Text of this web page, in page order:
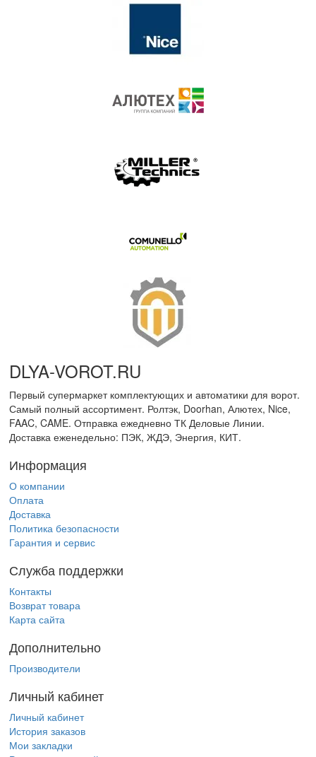
DLYA-VOROT.RU
Первый супермаркет комплектующих и автоматики для ворот.
Самый полный ассортимент. Ролтэк, Doorhan, Алютех, Nice,
FAAC, CAME. Отправка ежедневно ТК Деловые Линии.
Доставка еженедельно: ПЭК, ЖДЭ, Энергия, КИТ.
Информация
О компании
Оплата
Доставка
Политика безопасности
Гарантия и сервис
Служба поддержки
Контакты
Возврат товара
Карта сайта
Дополнительно
Производители
Личный кабинет
Личный кабинет
История заказов
Мои закладки